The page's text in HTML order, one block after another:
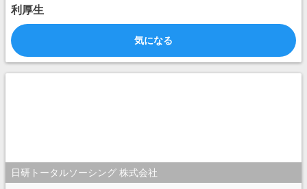
利厚生
気になる
日研トータルソーシング 株式会社